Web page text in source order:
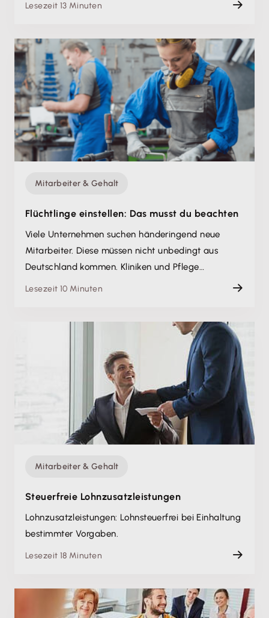
Lesezeit 13 Minuten
Mitarbeiter & Gehalt
Flüchtlinge einstellen: Das musst du beachten
Viele Unternehmen suchen händeringend neue
Mitarbeiter. Diese müssen nicht unbedingt aus
Deutschland kommen. Kliniken und Pflege…
Lesezeit 10 Minuten
Mitarbeiter & Gehalt
Steuerfreie Lohnzusatz­leistungen
Lohnzusatz­leistungen: Lohnsteuerfrei bei Einhaltung
bestimmter Vorgaben.
Lesezeit 18 Minuten